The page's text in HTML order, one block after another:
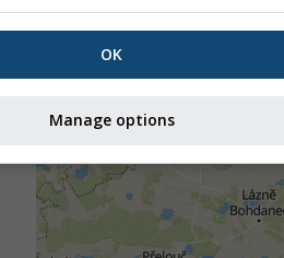
OK
Manage options